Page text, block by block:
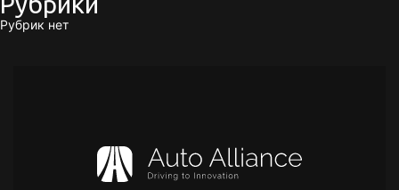
Рубрик нет